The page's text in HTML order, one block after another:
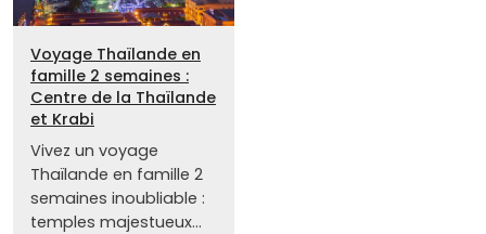
Voyage Thaïlande en
famille 2 semaines :
Centre de la Thaïlande
et Krabi
Vivez un voyage
Thaïlande en famille 2
semaines inoubliable :
temples majestueux...